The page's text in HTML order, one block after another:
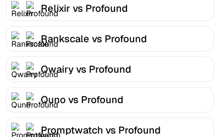
Relixir vs Profound
Rankscale vs Profound
Qwairy vs Profound
Quno vs Profound
Promptwatch vs Profound